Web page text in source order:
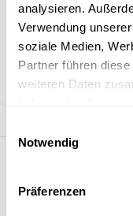
analysieren.
Verwendung
soziale Medien,
Partner führen
weiteren Daten
Notwendig
Präferenzen
Artikelnummer:
Kategorie:
Marke:Gastro Uzal
Teilen: